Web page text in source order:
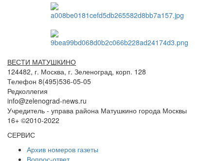
ВЕСТИ МАТУШКИНО
124482, г. Москва, г. Зеленоград, корп. 128
Телефон 8(495)536-05-05
Редколлегия
info@zelenograd-news.ru
Учредитель - управа района Матушкино города Москвы
16+ ©2010-2022
СЕРВИС
Архив номеров газеты
Вопрос-ответ